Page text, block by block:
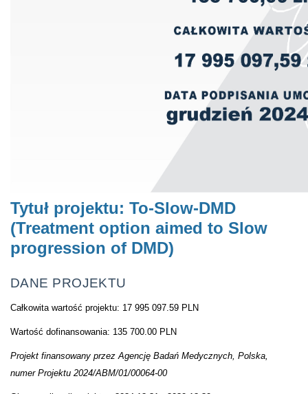
Tytuł projektu: To-Slow-DMD
(Treatment option aimed to Slow
progression of DMD)
DANE PROJEKTU
Całkowita wartość projektu: 17 995 097.59 PLN
Wartość dofinansowania: 135 700.00 PLN
Projekt finansowany przez Agencję Badań Medycznych, Polska,
numer Projektu 2024/ABM/01/00064-00